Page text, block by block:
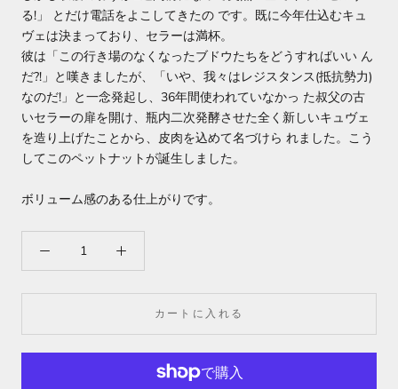
る!」 とだけ電話をよこしてきたの です。既に今年仕込むキュ
ヴェは決まっており、セラーは満杯。
彼は「この行き場のなくなったブドウたちをどうすればいい ん
だ?!」と嘆きましたが、「いや、我々はレジスタンス(抵抗勢力)
なのだ!」と一念発起し、36年間使われていなかっ た叔父の古
いセラーの扉を開け、瓶内二次発酵させた全く新しいキュヴェ
を造り上げたことから、皮肉を込めて名づけら れました。こう
してこのペットナットが誕生しました。
ボリューム感のある仕上がりです。
カートに入れる